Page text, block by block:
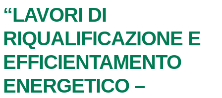
“LAVORI DI
RIQUALIFICAZIONE E
EFFICIENTAMENTO
ENERGETICO –